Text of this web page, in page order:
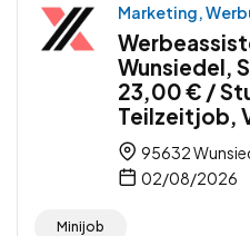
Marketing,
Wunsiedel,
23,00 € /
Teilzeitjob,
95632
02/08/2026
Minijob